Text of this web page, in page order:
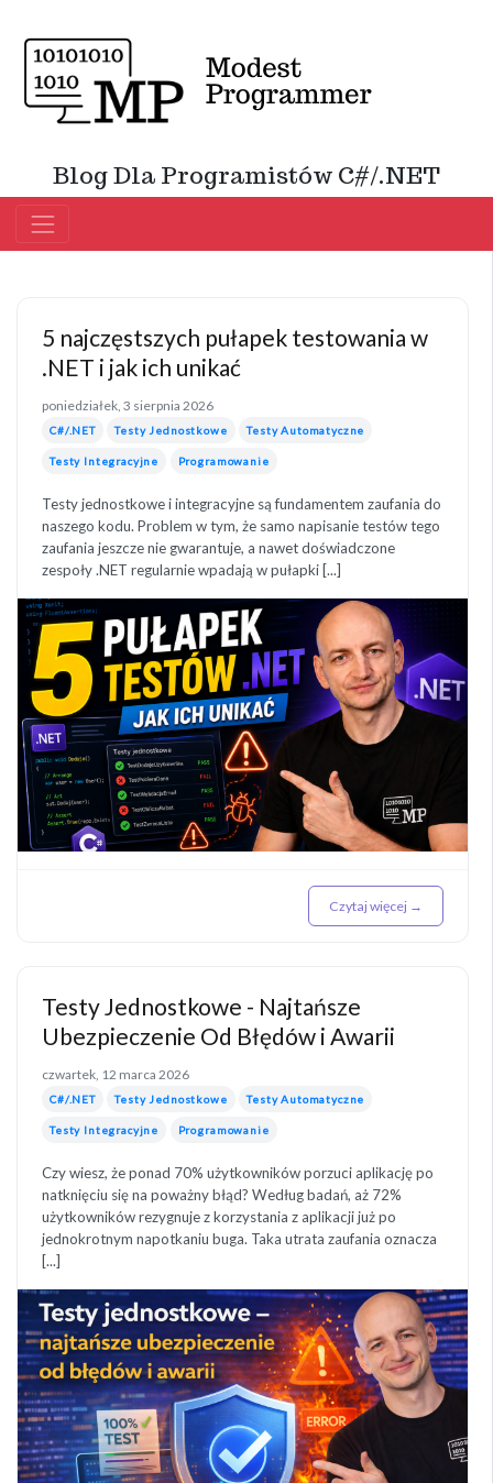
Blog Dla Programistów C#/.NET
5 najczęstszych pułapek testowania w
.NET i jak ich unikać
poniedziałek, 3 sierpnia 2026
C#/.NET Testy Jednostkowe Testy Automatyczne
Testy Integracyjne Programowanie
Testy jednostkowe i integracyjne są fundamentem zaufania do
naszego kodu. Problem w tym, że samo napisanie testów tego
zaufania jeszcze nie gwarantuje, a nawet doświadczone
zespoły .NET regularnie wpadają w pułapki [...]
Czytaj więcej →
Testy Jednostkowe - Najtańsze
Ubezpieczenie Od Błędów i Awarii
czwartek, 12 marca 2026
C#/.NET Testy Jednostkowe Testy Automatyczne
Testy Integracyjne Programowanie
Czy wiesz, że ponad 70% użytkowników porzuci aplikację po
natknięciu się na poważny błąd? Według badań, aż 72%
użytkowników rezygnuje z korzystania z aplikacji już po
jednokrotnym napotkaniu buga. Taka utrata zaufania oznacza
[...]